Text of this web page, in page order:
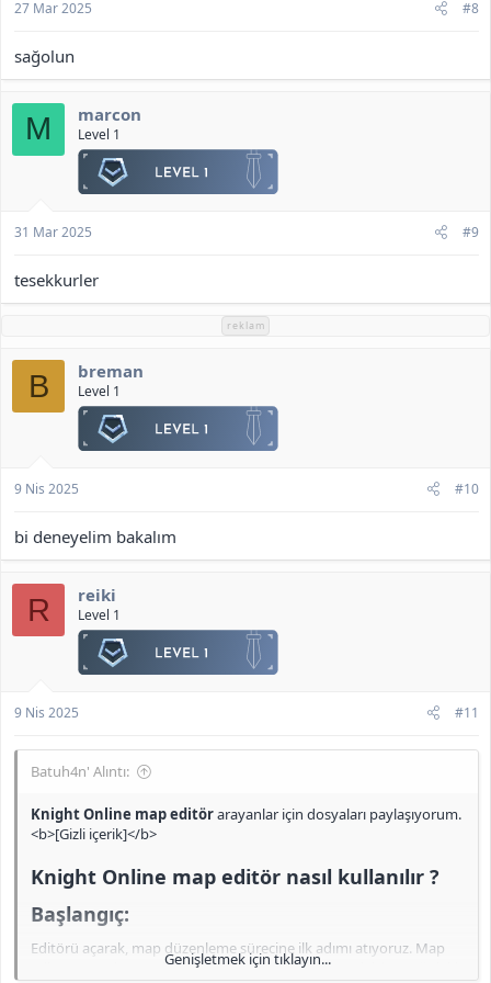
27 Mar 2025 #8
sağolun
M marcon
Level 1
31 Mar 2025 #9
tesekkurler
reklam
B breman
Level 1
9 Nis 2025 #10
bi deneyelim bakalım
R reiki
Level 1
9 Nis 2025 #11
Batuh4n' Alıntı:
Knight Online map editörarayanlar için dosyaları paylaşıyorum.
<b>[Gizli içerik]</b>
Knight Online map editör nasıl kullanılır ?
Başlangıç:​
Editörü açarak, map düzenleme sürecine ilk adımı atıyoruz. Map
editörünü çalıştırıp düzenleme işlemlerine başlamak için aşağıdaki
Genişletmek için tıklayın...